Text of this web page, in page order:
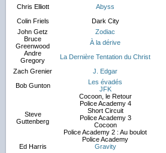
Chris Elliott
Abyss
Colin Friels
Dark City
John Getz
Zodiac
Bruce
Greenwood
À la dérive
Andre
Gregory
La Dernière Tentation du Christ
Zach Grenier
J. Edgar
Bob Gunton
Les évadés
JFK
Steve
Guttenberg
Cocoon, le Retour
Police Academy 4
Short Circuit
Police Academy 3
Cocoon
Police Academy 2 : Au boulot
Police Academy
Ed Harris
Gravity